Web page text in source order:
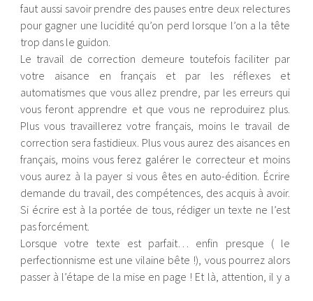
faut aussi savoir prendre des pauses entre deux relectures
pour gagner une lucidité qu’on perd lorsque l’on a la tête
trop dans le guidon.
Le travail de correction demeure toutefois faciliter par
votre aisance en français et par les réflexes et
automatismes que vous allez prendre, par les erreurs qui
vous feront apprendre et que vous ne reproduirez plus.
Plus vous travaillerez votre français, moins le travail de
correction sera fastidieux. Plus vous aurez des aisances en
français, moins vous ferez galérer le correcteur et moins
vous aurez à la payer si vous êtes en auto-édition. Écrire
demande du travail, des compétences, des acquis à avoir.
Si écrire est à la portée de tous, rédiger un texte ne l’est
pas forcément.
Lorsque votre texte est parfait… enfin presque ( le
perfectionnisme est une vilaine bête !), vous pourrez alors
passer à l’étape de la mise en page ! Et là, attention, il y a